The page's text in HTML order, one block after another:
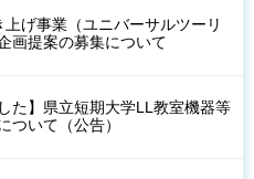
げ事業（ユニバーサルツーリ
画提案の募集について
た】県立短期大学LL教室機器等
ついて（公告）